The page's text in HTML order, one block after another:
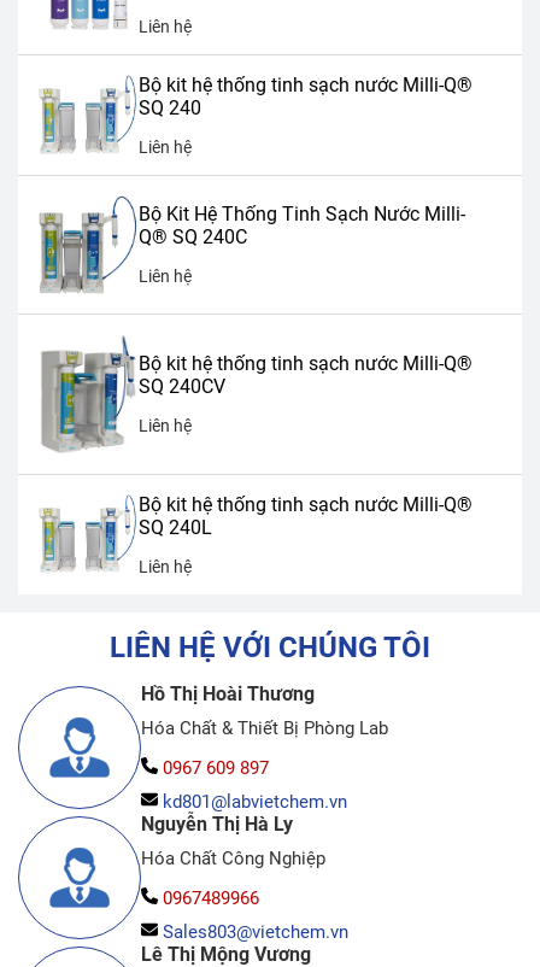
Liên hệ
Bộ kit hệ thống tinh sạch nước Milli-Q®
SQ 240
Liên hệ
Bộ Kit Hệ Thống Tinh Sạch Nước Milli-
Q® SQ 240C
Liên hệ
Bộ kit hệ thống tinh sạch nước Milli-Q®
SQ 240CV
Liên hệ
Bộ kit hệ thống tinh sạch nước Milli-Q®
SQ 240L
Liên hệ
LIÊN HỆ VỚI CHÚNG TÔI
Hồ Thị Hoài Thương
Hóa Chất & Thiết Bị Phòng Lab
0967 609 897
kd801@labvietchem.vn
Nguyễn Thị Hà Ly
Hóa Chất Công Nghiệp
0967489966
Sales803@vietchem.vn
Lê Thị Mộng Vương